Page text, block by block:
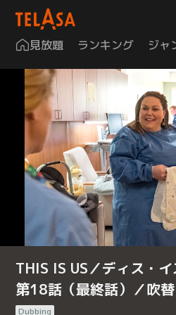
見放題 ランキング ジャ
THIS IS US／ディス・
第18話（最終話）／吹替
Dubbing